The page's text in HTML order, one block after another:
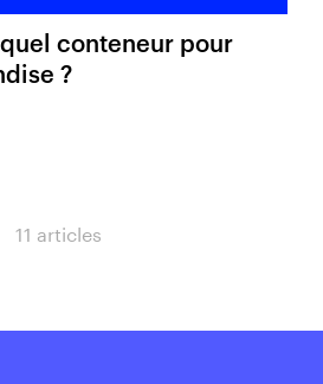
conteneur pour
?
11 articles